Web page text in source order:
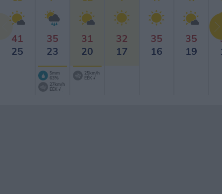
41
25
35
23
5mm
63%
27km/h
ÉÉK
31
20
25km/h
ÉÉK
32
17
35
16
35
19